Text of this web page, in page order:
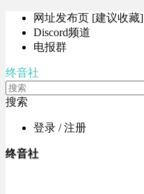
网址发布页 [建议收藏]
Discord频道
电报群
终音社
搜索
登录 / 注册
终音社